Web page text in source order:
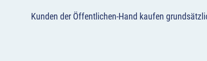
Kunden der Öffentlichen-Hand kaufen